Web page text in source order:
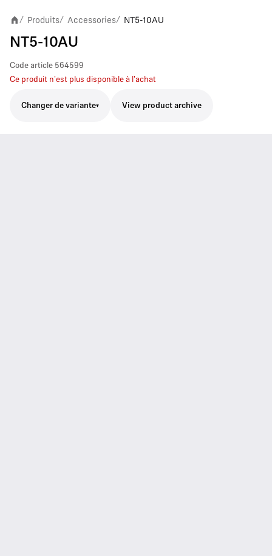
/ Produits/ Accessories/ NT5-10AU
NT5-10AU
Code article 564599
Ce produit n'est plus disponible à l'achat
Changer de variante View product archive